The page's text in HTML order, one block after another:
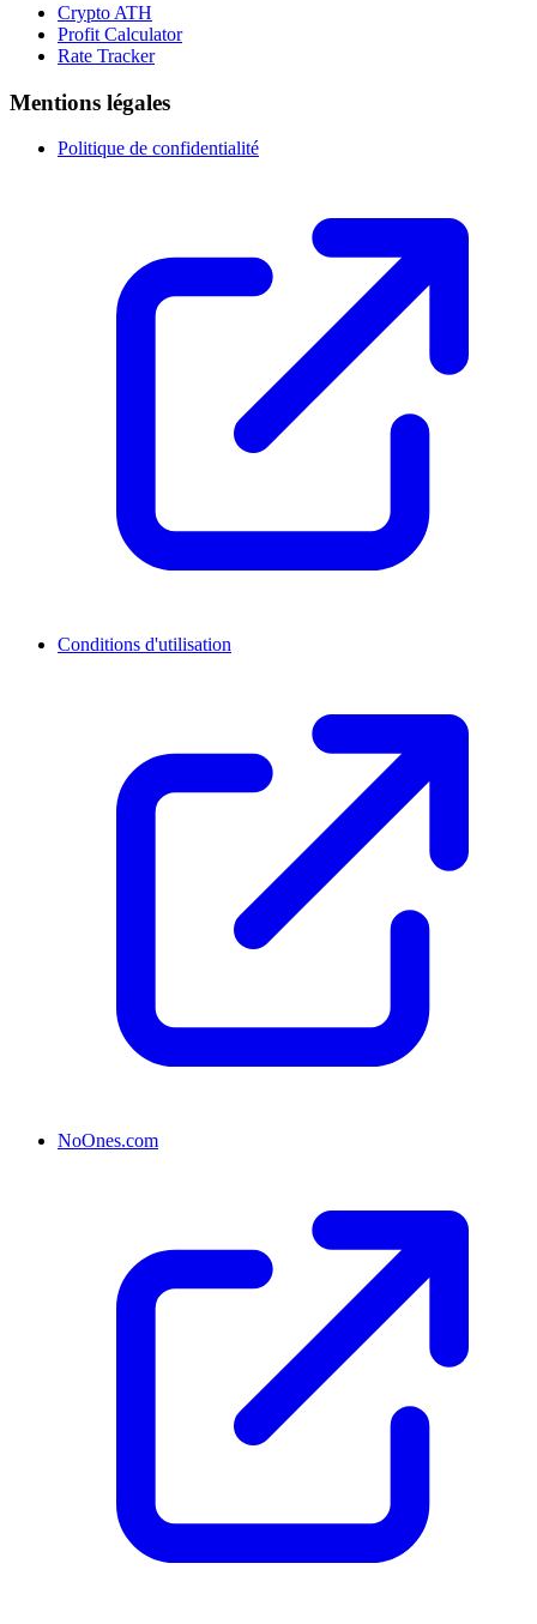
Crypto ATH
Profit Calculator
Rate Tracker
Mentions légales
Politique de confidentialité
Conditions d'utilisation
NoOnes.com